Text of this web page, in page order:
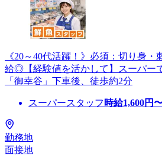
《20～40代活躍！》必須：切り身
給◎【経験値を活かして】スーパー
「御幸谷」下車後、徒歩約2分
スーパースタッフ 時給1,600円
勤務地
面接地